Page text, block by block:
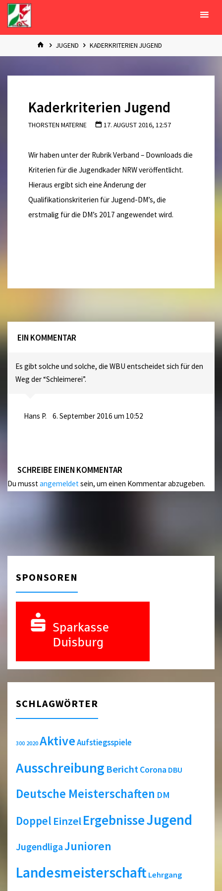
Zum
Inhalt
springen
STARTJUGEND KADERKRITERIEN JUGEND
Kaderkriterien Jugend
THORSTEN MATERNE 17. AUGUST 2016, 12:57
Wir haben unter der Rubrik Verband – Downloads die
Kriterien für die Jugendkader NRW veröffentlicht.
Hieraus ergibt sich eine Änderung der
Qualifikationskriterien für Jugend-DM’s, die
erstmalig für die DM’s 2017 angewendet wird.
EIN KOMMENTAR
Es gibt solche und solche, die WBU entscheidet sich für den
Weg der “Schleimerei”.
Hans P. 6. September 2016 um 10:52
SCHREIBE EINEN KOMMENTAR
Du musstangemeldet sein, um einen Kommentar abzugeben.
SPONSOREN
SCHLAGWÖRTER
300 2020 AktiveAufstiegsspiele
Ausschreibung BerichtCorona DBU
Deutsche Meisterschaften DM
Doppel EinzelErgebnisseJugend
JugendligaJunioren
Landesmeisterschaft Lehrgang